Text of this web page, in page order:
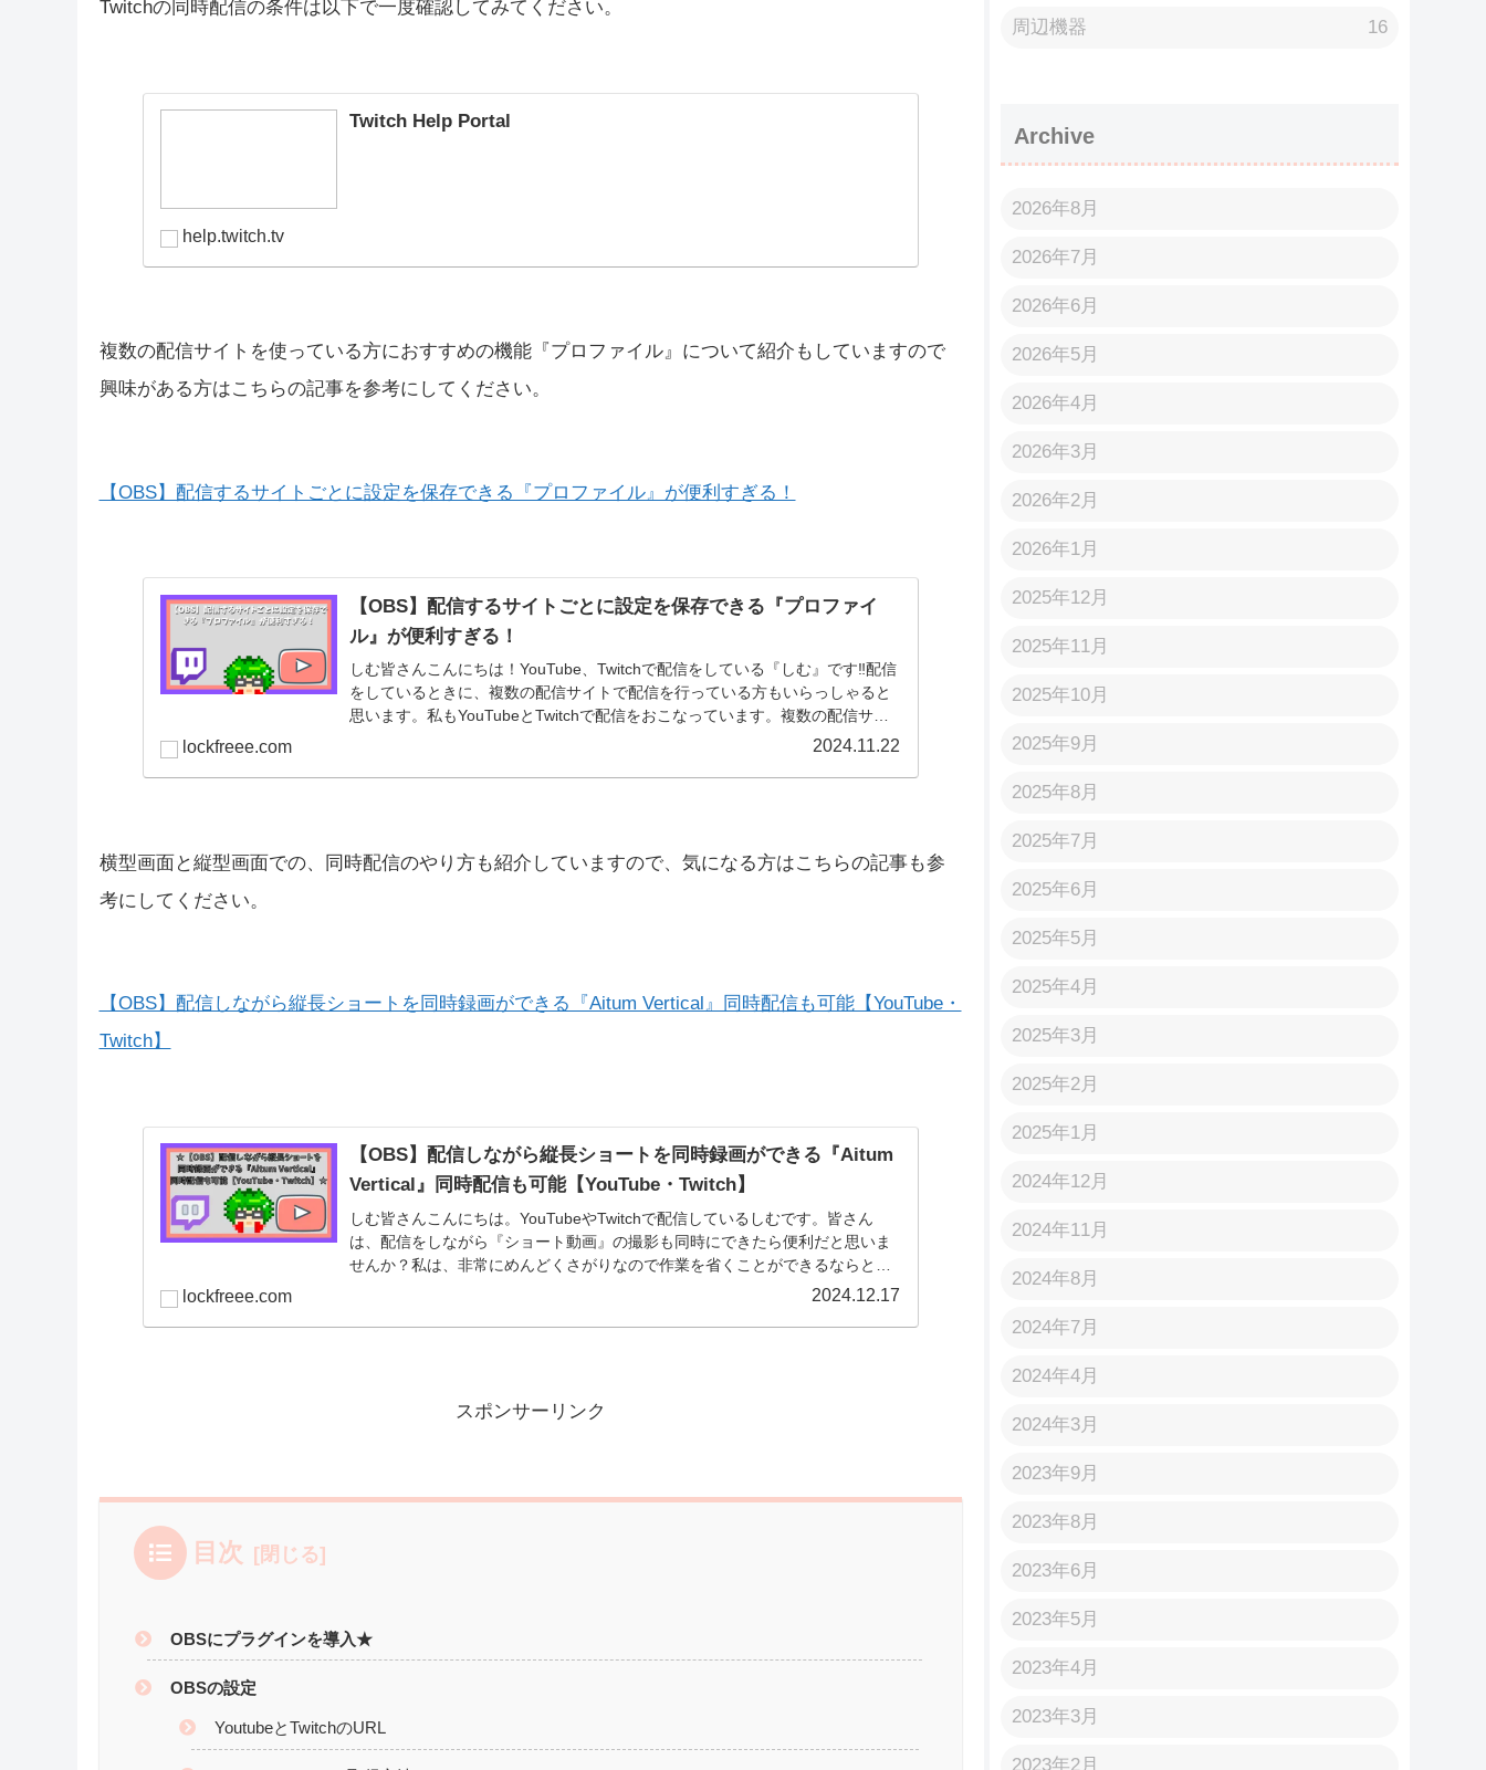
この記事ではOBSを使って同時に2つ以上の配信プラットフォームで配信をする方法の紹介。
具体的には『Youtube』と『Twitch』の同時配信について解説
Twitchの同時配信の条件は以下で一度確認してみてください。
複数の配信サイトを使っている方におすすめの機能『プロファイル』について紹介もしていますので
興味がある方はこちらの記事を参考にしてください。
しむ皆さんこんにちは！YouTube、Twitchで配信をしている『しむ』です‼配信
横型画面と縦型画面での、同時配信のやり方も紹介していますので、気になる方はこちらの記事も参
考にしてください。
【OBS】配信しながら縦長ショートを同時録画ができる『Aitum Vertical』同時配信も可能【YouTube・
周辺機器 16
Archive
2026年8月
2026年7月
2026年6月
2026年5月
2026年4月
2026年3月
2026年2月
2026年1月
2025年12月
2025年11月
2025年10月
2025年9月
2025年8月
2025年7月
2025年6月
2025年5月
2025年4月
2025年3月
2025年2月
2025年1月
2024年12月
2024年11月
2024年8月
2024年7月
2024年4月
2024年3月
2023年9月
2023年8月
2023年6月
2023年5月
2023年4月
2023年3月
2023年2月